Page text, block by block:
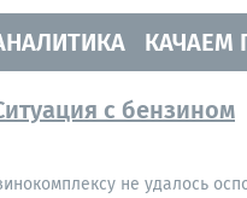
КАЧАЕМ
с бензином
не удалось